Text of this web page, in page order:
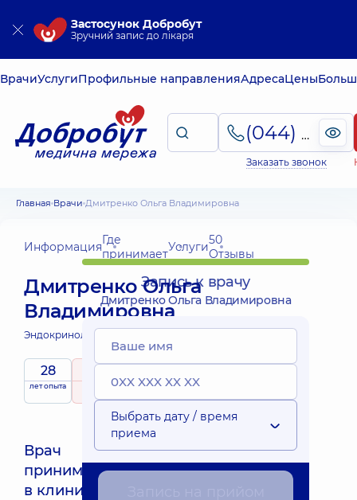
Застосунок Добробут
Зручний запис до лікаря
ВрачиУслугиПрофильные направленияАдресаЦены
(044) 495-2-888
Заказать звонок
Главная Врачи Дмитренко Ольга Владимировна
ИнформацияГде
принимаетУслуги50
Отзывы
Дмитренко Ольга
Владимировна
Эндокринолог детский;
28
лет опыта рейтингна основе
принимает
Врач
принимает
в клинике
Ближайшее время приема: 15.08.2026 9:00
Запись к врачу
Дмитренко Ольга Владимировна
Выбрать дату / время
приема